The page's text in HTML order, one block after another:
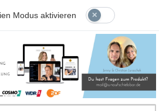
Modus aktivieren